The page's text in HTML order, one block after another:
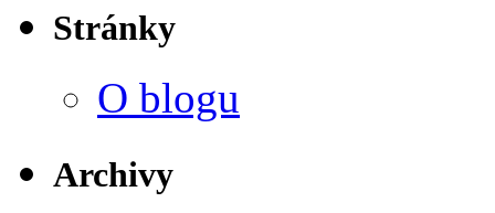
Stránky
O blogu
Archivy